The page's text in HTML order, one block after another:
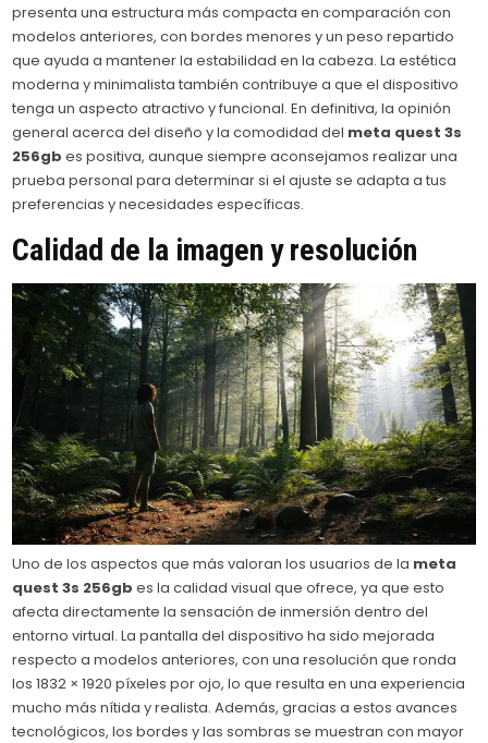
presenta una estructura más compacta en comparación con
modelos anteriores, con bordes menores y un peso repartido
que ayuda a mantener la estabilidad en la cabeza. La estética
moderna y minimalista también contribuye a que el dispositivo
tenga un aspecto atractivo y funcional. En definitiva, la opinión
general acerca del diseño y la comodidad del meta quest 3s
256gb es positiva, aunque siempre aconsejamos realizar una
prueba personal para determinar si el ajuste se adapta a tus
preferencias y necesidades específicas.
Calidad de la imagen y resolución
Uno de los aspectos que más valoran los usuarios de la meta
quest 3s 256gb es la calidad visual que ofrece, ya que esto
afecta directamente la sensación de inmersión dentro del
entorno virtual. La pantalla del dispositivo ha sido mejorada
respecto a modelos anteriores, con una resolución que ronda
los 1832 × 1920 píxeles por ojo, lo que resulta en una experiencia
mucho más nítida y realista. Además, gracias a estos avances
tecnológicos, los bordes y las sombras se muestran con mayor